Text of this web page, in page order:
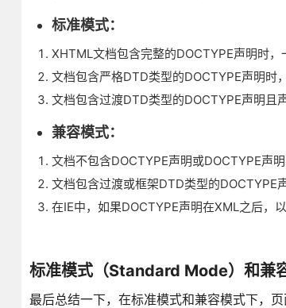
标准模式：
XHTML文档包含完整的DOCTYPE声明时，
文档包含严格DTD类型的DOCTYPE声明时
文档包含过渡DTD类型的DOCTYPE声明且
兼容模式：
文档不包含DOCTYPE声明或DOCTYPE声
文档包含过渡或框架DTD类型的DOCTYPE
在IE中，如果DOCTYPE声明在XML之后，
标准模式（Standard Mode）和兼
最后总结一下，在标准模式和兼容模式下，页